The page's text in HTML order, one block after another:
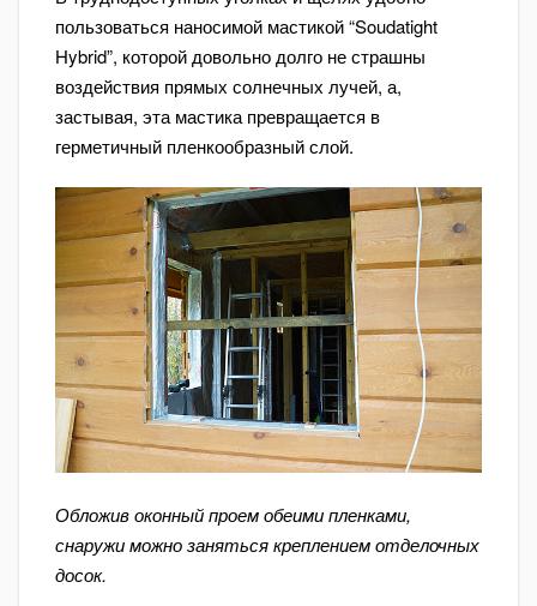
пользоваться наносимой мастикой “Soudatight
Hybrid”, которой довольно долго не страшны
воздействия прямых солнечных лучей, а,
застывая, эта мастика превращается в
герметичный пленкообразный слой.
Обложив оконный проем обеими пленками,
снаружи можно заняться креплением отделочных
досок.